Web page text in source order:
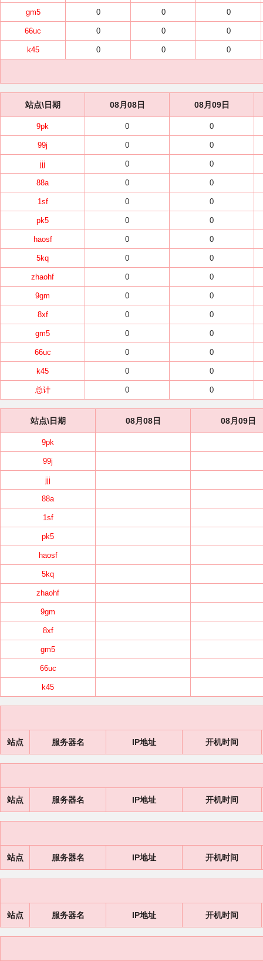
gm5 0 0 0
66uc 0 0 0
k45 0 0 0
站点\日期 08月08日 08月09日
9pk 0 0
99j 0 0
jjj 0 0
88a 0 0
1sf 0 0
pk5 0 0
haosf 0 0
5kq 0 0
zhaohf 0 0
9gm 0 0
8xf 0 0
gm5 0 0
66uc 0 0
k45 0 0
总计 0 0
站点\日期 08月08日 08月09日
9pk
99j
jjj
88a
1sf
pk5
haosf
5kq
zhaohf
9gm
8xf
gm5
66uc
k45
站点 服务器名 IP地址 开机时间
站点 服务器名 IP地址 开机时间
站点 服务器名 IP地址 开机时间
站点 服务器名 IP地址 开机时间